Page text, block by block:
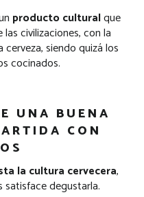
producto culturalque
civilizaciones, con la
siendo quizá los
cocinados.
UNA BUENA
CON
la cultura cervecera,
satisface degustarla.